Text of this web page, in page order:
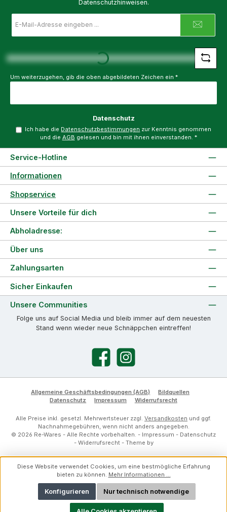
Datenschutzhinweisen.
Mail-
Loading...
Um weiterzugehen, gib die oben abgebildeten Zeichen ein *
Datenschutz
Ich habe die Datenschutzbestimmungen zur Kenntnis genommen
und die AGB gelesen und bin mit ihnen einverstanden. *
Service-Hotline
Informationen
Shopservice
Unsere Vorteile für dich
Über uns
Zahlungsarten
Abholadresse:
Sicher Einkaufen
Unsere Communities
Folge uns auf Social Media und bleib immer auf dem neuesten
Stand wenn wieder neue Schnäppchen eintreffen!
FacebookInstagram
Allgemeine Geschäftsbedingungen (AGB)
Bildquellen
Datenschutz
Impressum Widerrufsrecht
Alle Preise inkl. gesetzl. Mehrwertsteuer zzgl. Versandkosten und ggf.
Nachnahmegebühren, wenn nicht anders angegeben.
© 2026 Re-Wares - Alle Rechte vorbehalten. - Impressum - Datenschutz
- Widerrufsrecht- Theme by
Diese Website verwendet Cookies, um eine bestmögliche Erfahrung
bieten zu können. Mehr Informationen ...
Nur technisch notwendige
Konfigurieren